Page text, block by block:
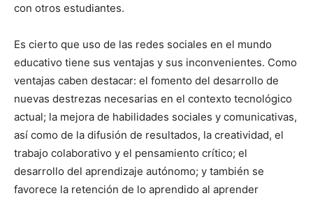
con otros estudiantes.
Es cierto que uso de las redes sociales en el mundo
educativo tiene sus ventajas y sus inconvenientes. Como
ventajas caben destacar: el fomento del desarrollo de
nuevas destrezas necesarias en el contexto tecnológico
actual; la mejora de habilidades sociales y comunicativas,
así como de la difusión de resultados, la creatividad, el
trabajo colaborativo y el pensamiento crítico; el
desarrollo del aprendizaje autónomo; y también se
favorece la retención de lo aprendido al aprender